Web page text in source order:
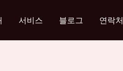
서비스 블로그 연락처